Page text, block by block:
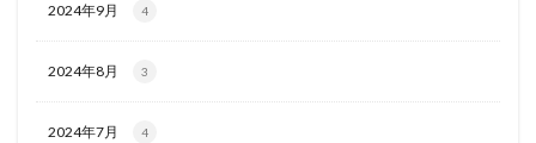
2024年9月 4
2024年8月 3
2024年7月 4